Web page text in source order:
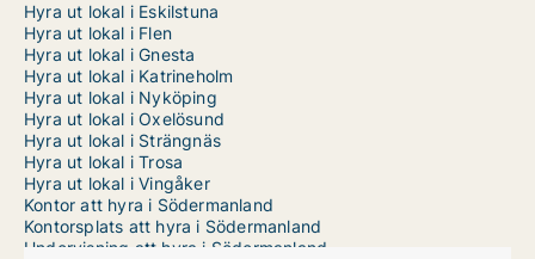
Hyra ut lokal i Eskilstuna
Hyra ut lokal i Flen
Hyra ut lokal i Gnesta
Hyra ut lokal i Katrineholm
Hyra ut lokal i Nyköping
Hyra ut lokal i Oxelösund
Hyra ut lokal i Strängnäs
Hyra ut lokal i Trosa
Hyra ut lokal i Vingåker
Kontor att hyra i Södermanland
Kontorsplats att hyra i Södermanland
Undervisning att hyra i Södermanland